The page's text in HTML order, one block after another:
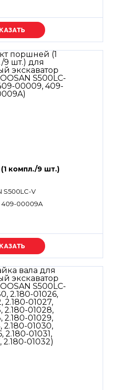
цену
компл./9 шт.)
S500LC-V
409-00009A
цену